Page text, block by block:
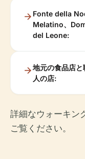
Fonte della
Melatino、
del Leone:
地元の食品店と
人の店:
詳細なウォーキン
ご覧ください。